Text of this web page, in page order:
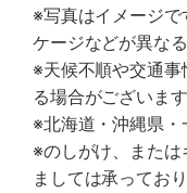
※写真はイメージ
ケージなどが異な
※天候不順や交通
る場合がございます
※北海道・沖縄県・
※のしがけ、また
ましては承ってお